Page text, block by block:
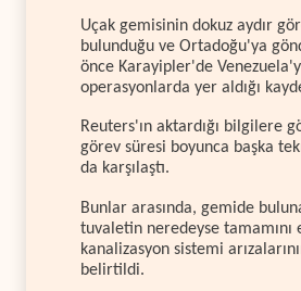
Uçak gemisinin dokuz aydır
bulunduğu ve Ortadoğu'ya
önce Karayipler'de
operasyonlarda yer aldığı
Reuters'ın aktardığı bilgilere
görev süresi boyunca başka
da karşılaştı.
Bunlar arasında, gemide
tuvaletin neredeyse tamamını
kanalizasyon sistemi
belirtildi.